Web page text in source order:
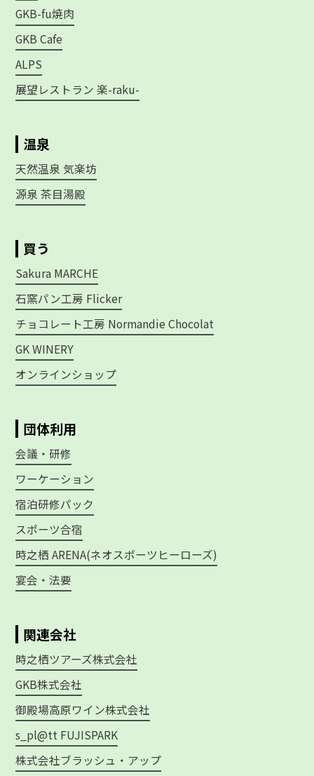
GKB-fu焼肉
GKB Cafe
ALPS
展望レストラン 楽-raku-
温泉
天然温泉 気楽坊
源泉 茶目湯殿
買う
Sakura MARCHE
石窯パン工房 Flicker
チョコレート工房 Normandie Chocolat
GK WINERY
オンラインショップ
団体利用
会議・研修
ワーケーション
宿泊研修パック
スポーツ合宿
時之栖 ARENA(ネオスポーツヒーローズ)
宴会・法要
関連会社
時之栖ツアーズ株式会社
GKB株式会社
御殿場高原ワイン株式会社
s_pl@tt FUJISPARK
株式会社ブラッシュ・アップ